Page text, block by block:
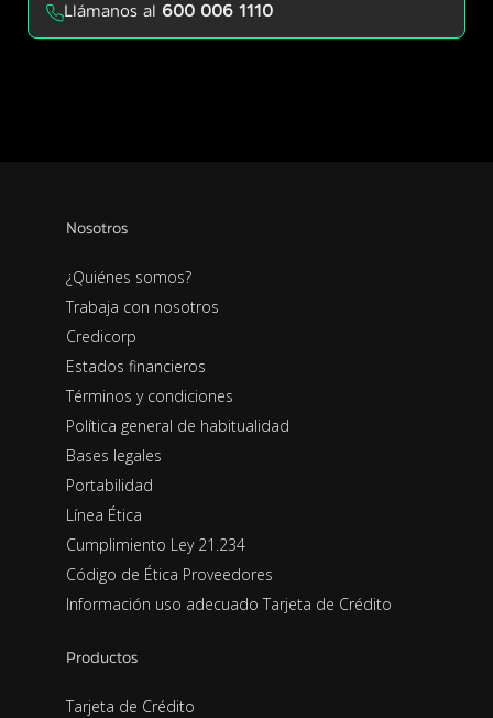
Llámanos al 600 006 1110
Nosotros
¿Quiénes somos?
Trabaja con nosotros
Credicorp
Estados financieros
Términos y condiciones
Política general de habitualidad
Bases legales
Portabilidad
Línea Ética
Cumplimiento Ley 21.234
Código de Ética Proveedores
Información uso adecuado Tarjeta de Crédito
Productos
Tarjeta de Crédito